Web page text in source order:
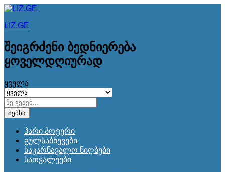
LIZ.GE
შეიგრძენი ბედნიერება
ყოველდღიურად
ყველა
ძებნა
ჰარი პოტერი
გულსაბნევები
საკარნავალო ნიღბები
სათვალეები